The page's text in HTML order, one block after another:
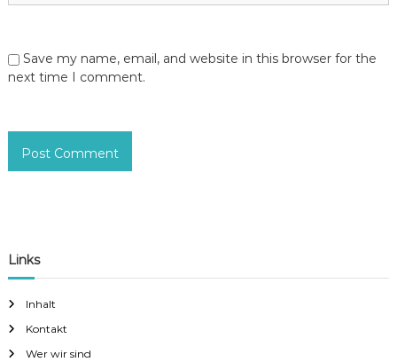
Save my name, email, and website in this browser for the
next time I comment.
Links
Inhalt
Kontakt
Wer wir sind